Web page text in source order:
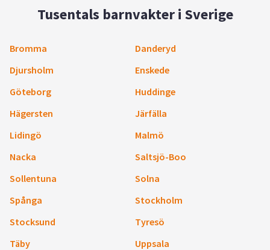
Tusentals barnvakter i Sverige
Bromma
Danderyd
Djursholm
Enskede
Göteborg
Huddinge
Hägersten
Järfälla
Lidingö
Malmö
Nacka
Saltsjö-Boo
Sollentuna
Solna
Spånga
Stockholm
Stocksund
Tyresö
Täby
Uppsala